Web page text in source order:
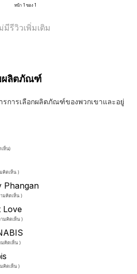
หน้า 1 ของ 1
มีรีวิวเพิ่มเติม
ผลิตภัณฑ์
รการเลือกผลิตภัณฑ์ของพวกเขาและอยู่
เห็น)
คิดเห็น )
Phangan
มคิดเห็น )
Love
มคิดเห็น )
คิดเห็น )
คิดเห็น )